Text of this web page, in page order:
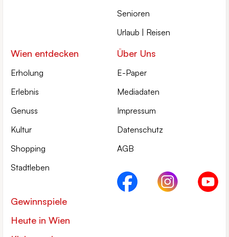
Senioren
Urlaub | Reisen
Wien entdecken
Erholung
Erlebnis
Genuss
Kultur
Shopping
Stadtleben
Gewinnspiele
Heute in Wien
Über Uns
E-Paper
Mediadaten
Impressum
Datenschutz
AGB